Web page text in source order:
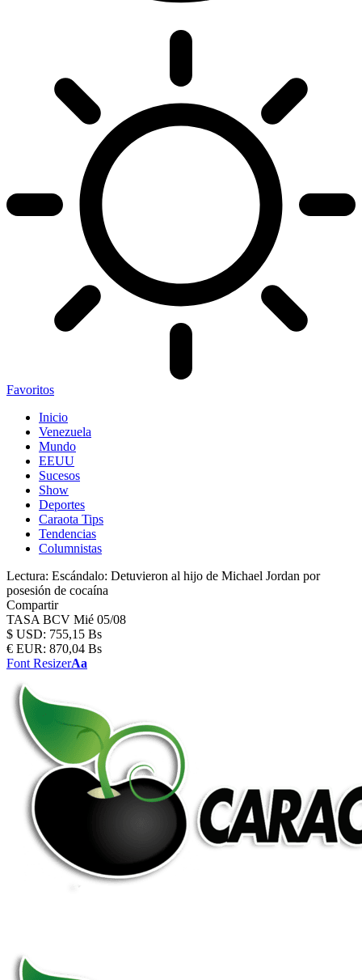
Favoritos
Inicio
Venezuela
Mundo
EEUU
Sucesos
Show
Deportes
Caraota Tips
Tendencias
Columnistas
Lectura: Escándalo: Detuvieron al hijo de Michael Jordan por
posesión de cocaína
Compartir
TASA BCV Mié 05/08
$ USD: 755,15 Bs
€ EUR: 870,04 Bs
Font ResizerAa